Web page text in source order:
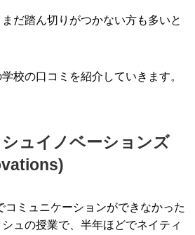
だ踏ん切りがつかない方も多いと
校の口コミを紹介していきます。
ュイノベーションズ
コミュニケーションができなかった
ュの授業で、半年ほどでネイティ